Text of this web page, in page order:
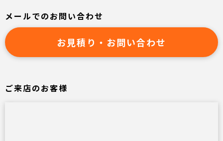
メールでのお問い合わせ
お見積り・お問い合わせ
ご来店のお客様